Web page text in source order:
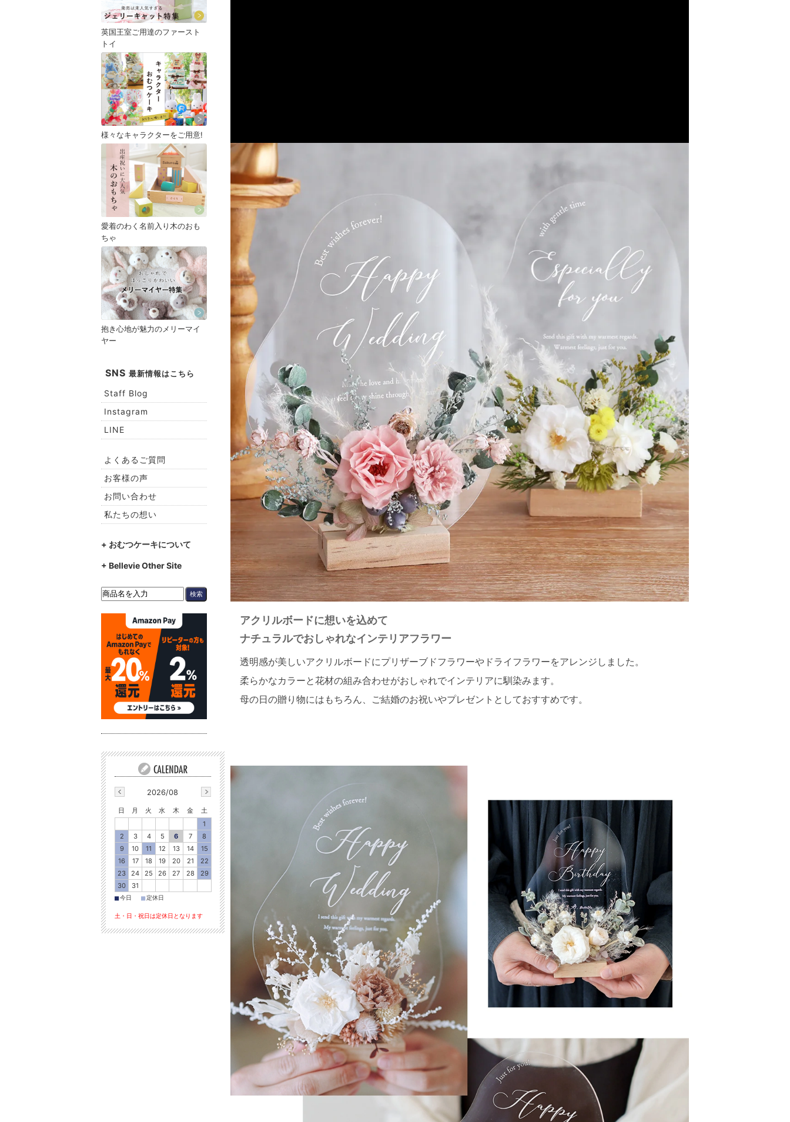
アクリルボードに想いを込めて
ナチュラルでおしゃれなインテリアフラワー
透明感が美しいアクリルボードにプリザーブドフラワーやドライフラワーをアレンジしました。
柔らかなカラーと花材の組み合わせがおしゃれでインテリアに馴染みます。
母の日の贈り物にはもちろん、ご結婚のお祝いやプレゼントとしておすすめです。
英国王室ご用達のファースト
トイ
様々なキャラクターをご用意!
愛着のわく名前入り木のおも
ちゃ
抱き心地が魅力のメリーマイ
ヤー
SNS 最新情報はこちら
Staff Blog
Instagram
LINE
よくあるご質問
お客様の声
お問い合わせ
私たちの想い
+ おむつケーキについて
+ Bellevie Other Site
2026/08
日 月 火 水 木 金
土
1
2
3 4 5 6 7
8
9
10 11 12 13 14
15
16
17 18 19 20 21
22
23
24 25 26 27 28
29
30
31
■今日 ■定休日
土・日・祝日は定休日となります